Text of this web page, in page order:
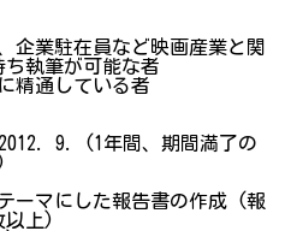
業駐在員など映画産業と関
執筆が可能な者
精通している者
9. (1年間、期間満了の
マにした報告書の作成 (報
以上)